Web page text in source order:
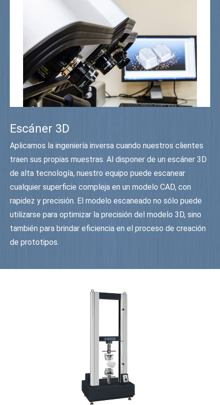
Escáner 3D
Aplicamos la ingeniería inversa cuando nuestros clientes
traen sus propias muestras. Al disponer de un escáner 3D
de alta tecnología, nuestro equipo puede escanear
cualquier superficie compleja en un modelo CAD, con
rapidez y precisión. El modelo escaneado no sólo puede
utilizarse para optimizar la precisión del modelo 3D, sino
también para brindar eficiencia en el proceso de creación
de prototipos.